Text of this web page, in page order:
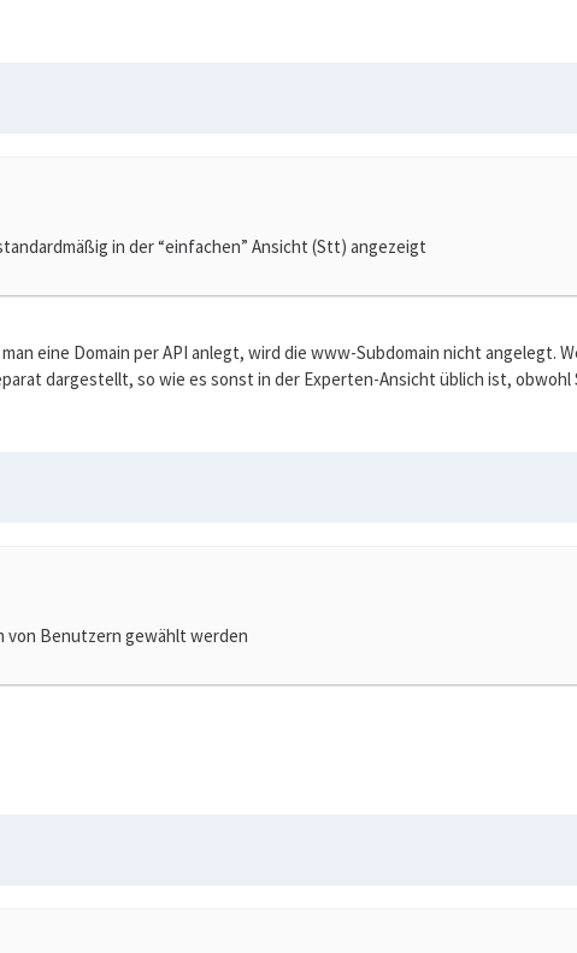
in der “einfachen” Ansicht (Stt) angezeigt
eine Domain per API anlegt, wird die www-Subdomain nicht angelegt.
dargestellt, so wie es sonst in der Experten-Ansicht üblich ist,
von Benutzern gewählt werden